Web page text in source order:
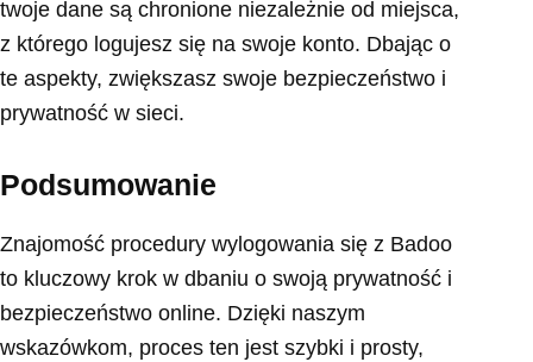
twoje dane są chronione niezależnie od miejsca,
z którego logujesz się na swoje konto. Dbając o
te aspekty, zwiększasz swoje bezpieczeństwo i
prywatność w sieci.
Podsumowanie
Znajomość procedury wylogowania się z Badoo
to kluczowy krok w dbaniu o swoją prywatność i
bezpieczeństwo online. Dzięki naszym
wskazówkom, proces ten jest szybki i prosty,